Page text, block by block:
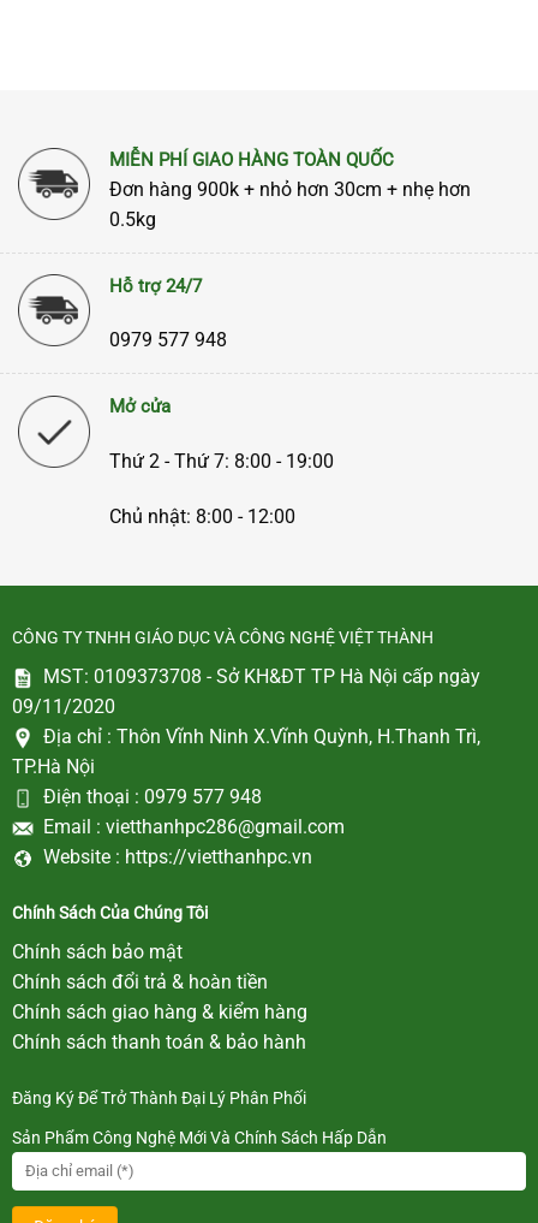
MIỄN PHÍ GIAO HÀNG TOÀN QUỐC
Đơn hàng 900k + nhỏ hơn 30cm + nhẹ hơn
0.5kg
Hỗ trợ 24/7
0979 577 948
Mở cửa
Thứ 2 - Thứ 7: 8:00 - 19:00
Chủ nhật: 8:00 - 12:00
CÔNG TY TNHH GIÁO DỤC VÀ CÔNG NGHỆ VIỆT THÀNH
MST: 0109373708 - Sở KH&ĐT TP Hà Nội cấp ngày
09/11/2020
Địa chỉ : Thôn Vĩnh Ninh X.Vĩnh Quỳnh, H.Thanh Trì,
TP.Hà Nội
Điện thoại : 0979 577 948
Email : vietthanhpc286@gmail.com
Website : https://vietthanhpc.vn
Chính Sách Của Chúng Tôi
Chính sách bảo mật
Chính sách đổi trả & hoàn tiền
Chính sách giao hàng & kiểm hàng
Chính sách thanh toán & bảo hành
Đăng Ký Để Trở Thành Đại Lý Phân Phối
Sản Phẩm Công Nghệ Mới Và Chính Sách Hấp Dẫn